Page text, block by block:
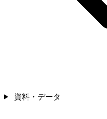
資料・データ